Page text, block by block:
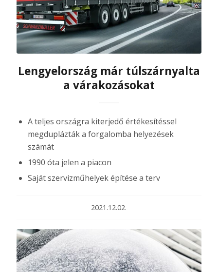
Lengyelország már túlszárnyalta
a várakozásokat
A teljes országra kiterjedő értékesítéssel
megduplázták a forgalomba helyezések
számát
1990 óta jelen a piacon
Saját szervizműhelyek építése a terv
2021.12.02.